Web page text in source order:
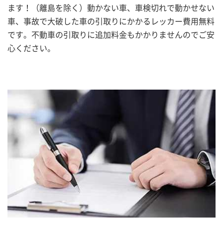
ます！（離島を除く）動かない車、車検切れで動かせない
車、事故で大破した車の引取りにかかるレッカー費用無料
です。不動車の引取りに追加料金もかかりませんのでご安
心ください。